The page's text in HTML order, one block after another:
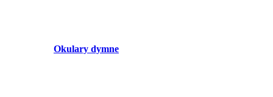
Okulary dymne